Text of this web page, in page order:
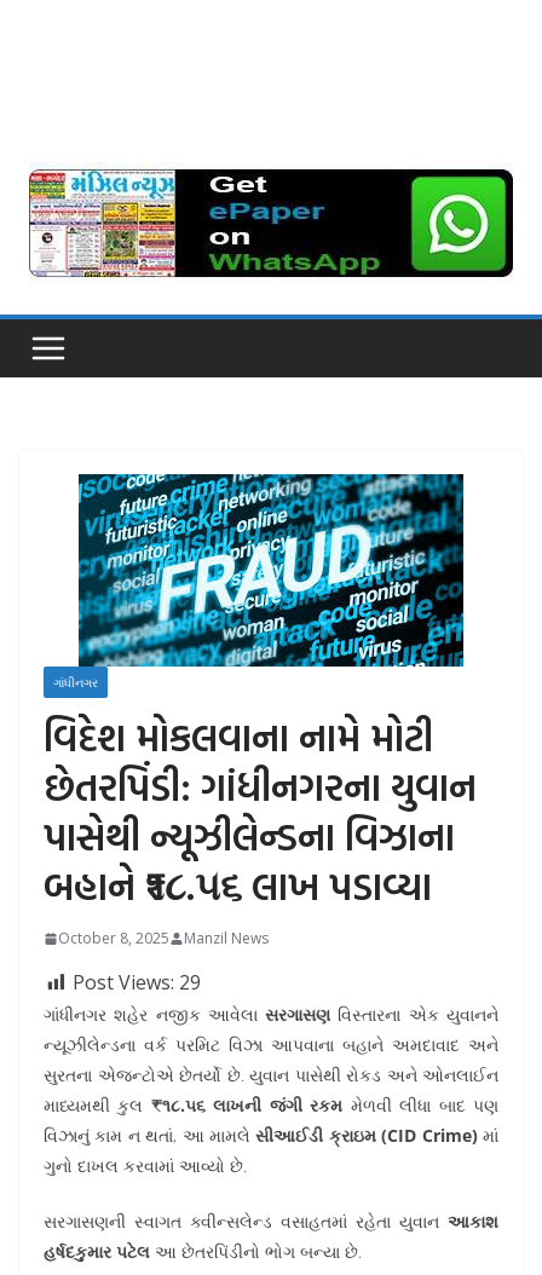
ગાંધીનગર
વિદેશ મોકલવાના નામે મોટી
છેતરપિંડી: ગાંધીનગરના યુવાન
પાસેથી ન્યૂઝીલેન્ડના વિઝાના
બહાને ₹૧૮.૫૬ લાખ પડાવ્યા
October 8, 2025 Manzil News
Post Views: 29
ગાંધીનગર શહેર નજીક આવેલાસરગાસણવિસ્તારના એક યુવાનને
ન્યૂઝીલેન્ડના વર્ક પરમિટ વિઝા આપવાના બહાને અમદાવાદ અને
સુરતના એજન્ટોએ છેતર્યો છે. યુવાન પાસેથી રોકડ અને ઓનલાઈન
માધ્યમથી કુલ ₹૧૮.૫૬ લાખની જંગી રકમ મેળવી લીધા બાદ પણ
વિઝાનું કામ ન થતાં, આ મામલેસીઆઈડી ક્રાઇમ (CID Crime)માં
ગુનો દાખલ કરવામાં આવ્યો છે.
સરગાસણની સ્વાગત ક્વીન્સલેન્ડ વસાહતમાં રહેતા યુવાન આકાશ
હર્ષદકુમાર પટેલ આ છેતરપિંડીનો ભોગ બન્યા છે.